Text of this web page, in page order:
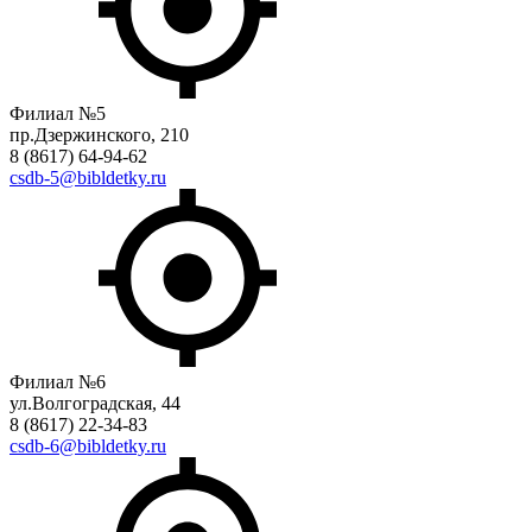
Филиал №5
пр.Дзержинского, 210
8 (8617) 64-94-62
csdb-5@bibldetky.ru
Филиал №6
ул.Волгоградская, 44
8 (8617) 22-34-83
csdb-6@bibldetky.ru